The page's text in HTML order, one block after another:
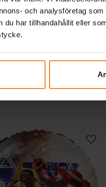
och analysföretag
du har tillhandahållit eller
Rex 98 cm
KÖP
Andra